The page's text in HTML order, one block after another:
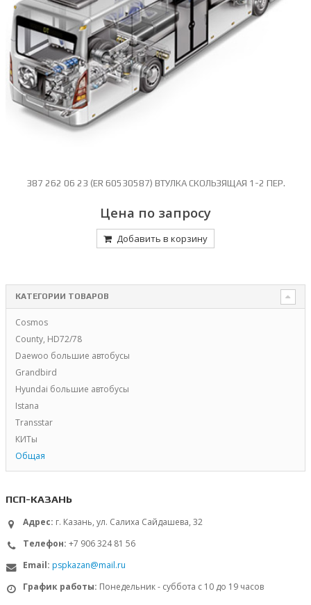
387 262 06 23 (ER 60530587) ВТУЛКА СКОЛЬЗЯЩАЯ 1-2 ПЕР.
Цена по запросу
Добавить в корзину
КАТЕГОРИИ ТОВАРОВ
Cosmos
County, HD72/78
Daewoo большие автобусы
Grandbird
Hyundai большие автобусы
Istana
Transstar
КИТы
Общая
ПСП-КАЗАНЬ
Адрес: г. Казань, ул. Салиха Сайдашева, 32
Телефон: +7 906 324 81 56
Email: pspkazan@mail.ru
График работы: Понедельник - суббота с 10 до 19 часов